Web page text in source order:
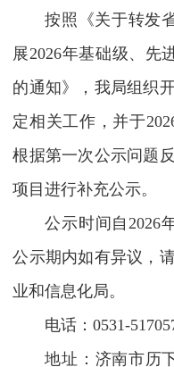
按照《关于转发
展2026年基础级、先
的通知》，我局组织
定相关工作，并于
根据第一次公示问题
项目进行补充公示。
公示时间自2026
公示期内如有异议，
业和信息化局。
电话：0531-
地址：济南市历